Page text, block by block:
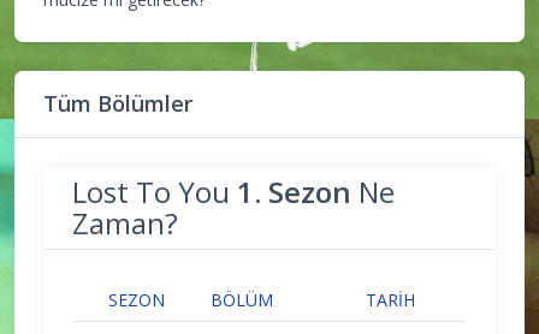
Tüm Bölümler
Lost To You 1. Sezon Ne
Zaman?
SEZON BÖLÜM TARIH